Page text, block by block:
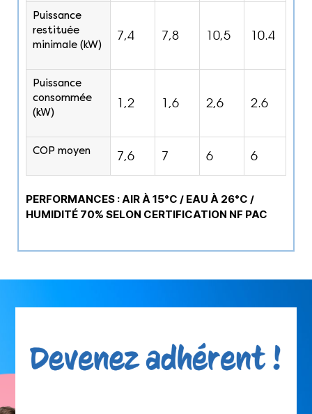
Puissance
restituée
minimale (kW)
7,4 7,8 10,5 10.4
Puissance
consommée
(kW)
1,2 1,6 2,6 2.6
COP moyen 7,6 7 6 6
PERFORMANCES : AIR À 15°C / EAU À 26°C /
HUMIDITÉ 70% SELON CERTIFICATION NF PAC